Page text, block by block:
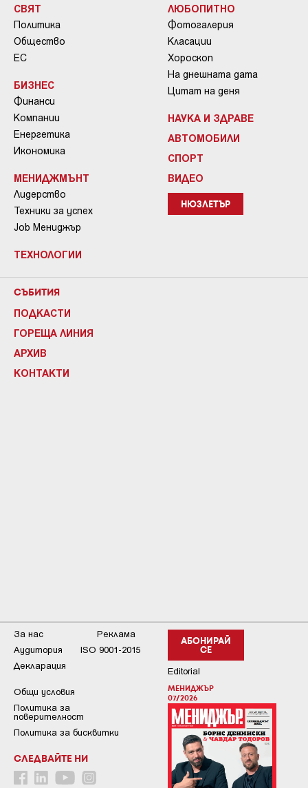
СВЯТ
Политика
Общество
ЕС
БИЗНЕС
Финанси
Компании
Енергетика
Икономика
МЕНИДЖМЪНТ
Лидерство
Техники за успех
Job Мениджър
ТЕХНОЛОГИИ
ЛЮБОПИТНО
Фотогалерия
Класации
Хороскоп
На днешната дата
Цитат на деня
НАУКА И ЗДРАВЕ
АВТОМОБИЛИ
СПОРТ
ВИДЕО
НЮЗЛЕТЪР
СЪБИТИЯ
ПОДКАСТИ
ГОРЕЩА ЛИНИЯ
АРХИВ
КОНТАКТИ
АБОНИРАЙ
СЕ
Editorial
МЕНИДЖЪР
07/2026
За нас
Реклама
Аудитория
ISO 9001-2015
Декларация
Общи условия
Пoлитикa зa
пoвepитeлнocт
Политика за бисквитки
СЛЕДВАЙТЕ НИ